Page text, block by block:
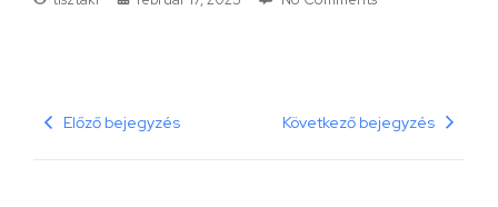
Előző bejegyzés Következő bejegyzés